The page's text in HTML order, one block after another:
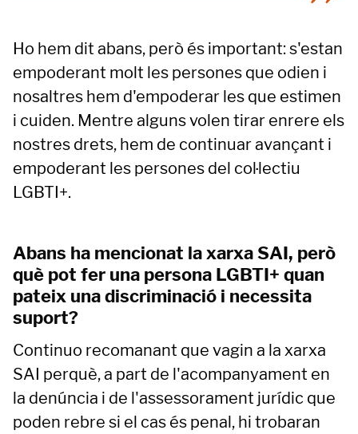
Ho hem dit abans, però és important: s'estan
empoderant molt les persones que odien i
nosaltres hem d'empoderar les que estimen
i cuiden. Mentre alguns volen tirar enrere els
nostres drets, hem de continuar avançant i
empoderant les persones del col·lectiu
LGBTI+.
Abans ha mencionat la xarxa SAI, però
què pot fer una persona LGBTI+ quan
pateix una discriminació i necessita
suport?
Continuo recomanant que vagin a la xarxa
SAI perquè, a part de l'acompanyament en
la denúncia i de l'assessorament jurídic que
poden rebre si el cas és penal, hi trobaran